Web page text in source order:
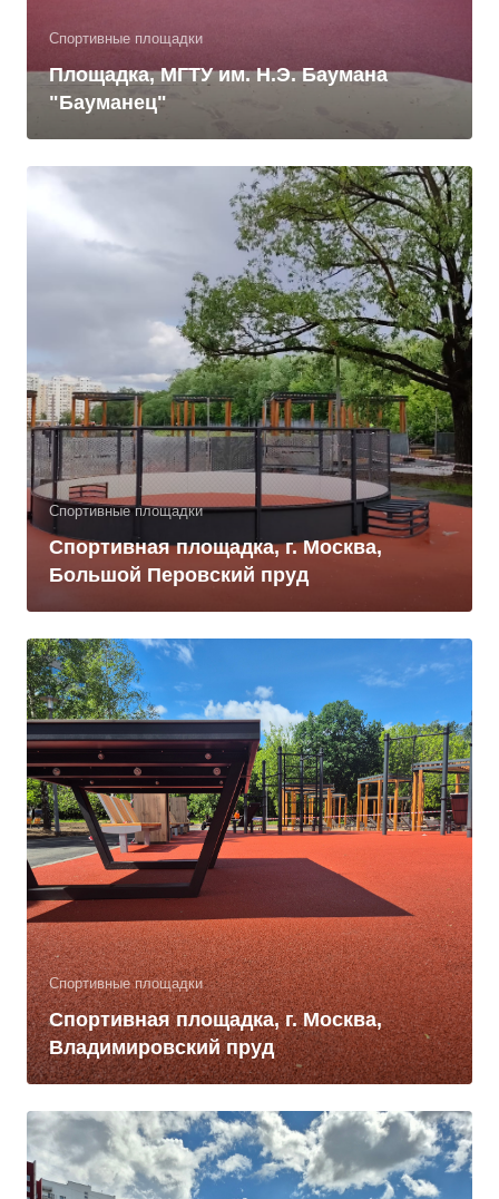
Спортивные площадки
Площадка, МГТУ им. Н.Э. Баумана
"Бауманец"
Спортивные площадки
Спортивная площадка, г. Москва,
Большой Перовский пруд
Спортивные площадки
Спортивная площадка, г. Москва,
Владимировский пруд